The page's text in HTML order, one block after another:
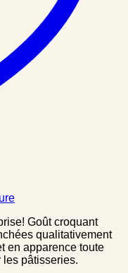
Goût croquant
qualitativement
en apparence toute
pâtisseries.